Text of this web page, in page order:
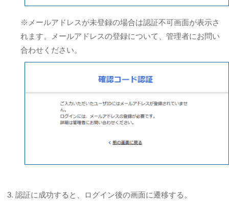
※メールアドレスが未登録の場合は認証不可画面が表示さ
れます。メールアドレスの登録について、管理者にお問い
合わせください。
認証に成功すると、ログイン後の画面に遷移する。